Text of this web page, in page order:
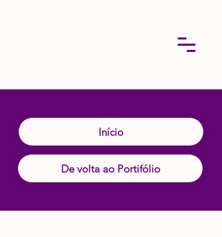
Início
De volta ao Portifólio